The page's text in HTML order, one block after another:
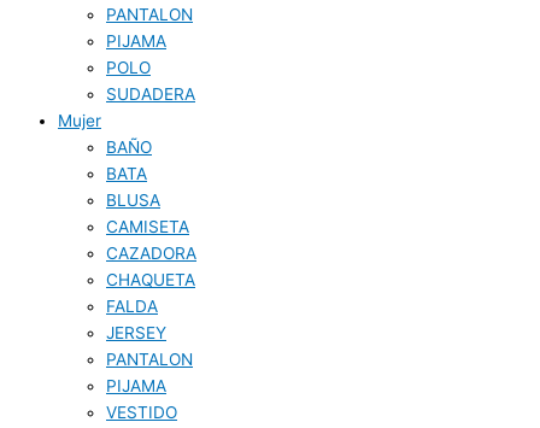
PANTALON
PIJAMA
POLO
SUDADERA
Mujer
BAÑO
BATA
BLUSA
CAMISETA
CAZADORA
CHAQUETA
FALDA
JERSEY
PANTALON
PIJAMA
VESTIDO